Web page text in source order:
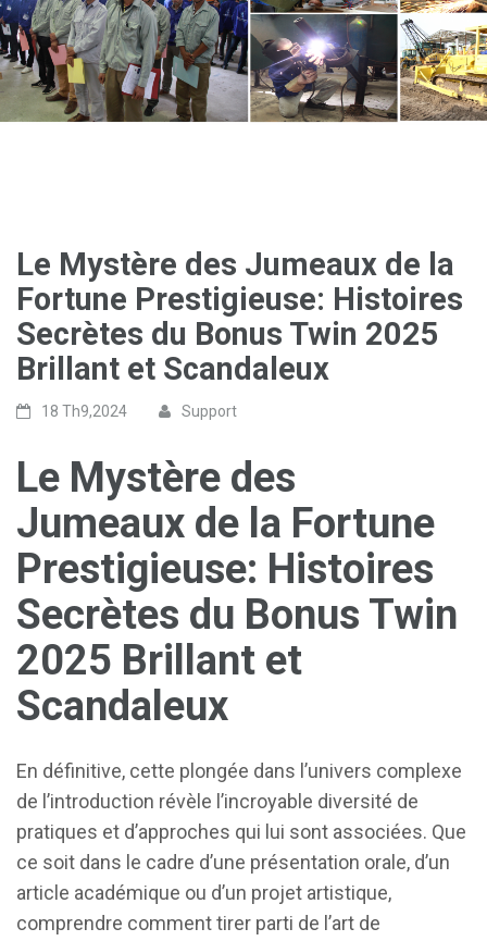
Le Mystère des Jumeaux de la
Fortune Prestigieuse: Histoires
Secrètes du Bonus Twin 2025
Brillant et Scandaleux
18 Th9,2024 Support
Le Mystère des
Jumeaux de la Fortune
Prestigieuse: Histoires
Secrètes du Bonus Twin
2025 Brillant et
Scandaleux
En définitive, cette plongée dans l’univers complexe
de l’introduction révèle l’incroyable diversité de
pratiques et d’approches qui lui sont associées. Que
ce soit dans le cadre d’une présentation orale, d’un
article académique ou d’un projet artistique,
comprendre comment tirer parti de l’art de